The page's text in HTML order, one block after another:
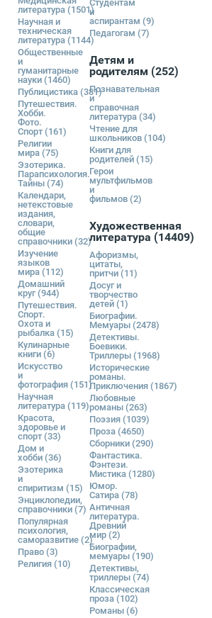
литература (1501)
Научная и
техническая
литература (1144)
Общественные
и
гуманитарные
науки (1460)
Публицистика (381)
Путешествия.
Хобби.
Фото.
Спорт(161)
Религии
мира (75)
Эзотерика.
Парапсихология.
Тайны (74)
Календари,
нетекстовые
издания,
словари,
общие
справочники (32)
Изучение
языков
мира (112)
Домашний
круг(944)
Путешествия.
Спорт.
Охота и
рыбалка (15)
Кулинарные
книги (6)
Искусство
и
фотография (151)
Научная
литература (119)
Красота,
здоровье и
спорт(33)
Дом и
хобби (36)
Эзотерика
и
спиритизм (15)
Энциклопедии,
справочники (7)
Популярная
психология,
саморазвитие (2)
Право (3)
Религия (10)
Студентам
и
аспирантам (9)
Педагогам (7)
Детям и
родителям (252)
Познавательная
и
справочная
литература (34)
Чтение для
школьников (104)
Книги для
родителей (15)
Герои
мультфильмов
и
фильмов (2)
Художественная
литература (14409)
Афоризмы,
цитаты,
притчи (11)
Досуг и
творчество
детей (1)
Биографии.
Мемуары (2478)
Детективы.
Боевики.
Триллеры (1968)
Исторические
романы.
Приключения (1867)
Любовные
романы (263)
Поэзия (1039)
Проза (4650)
Сборники (290)
Фантастика.
Фэнтези.
Мистика (1280)
Юмор.
Сатира (78)
Античная
литература.
Древний
мир (2)
Биографии,
мемуары (190)
Детективы,
триллеры (74)
Классическая
проза (102)
Романы (6)